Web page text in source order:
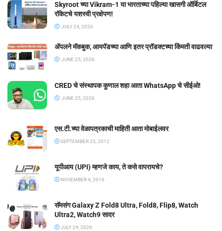
Skyroot च्या Vikram-1 या भारताच्या पहिल्या खासगी ऑर्बिटल
रॉकेटचे यशस्वी प्रक्षेपण!
JULY 24, 2026
ॲपलने मॅकबुक, आयपॅडच्या आणि इतर प्रॉडक्टच्या किंमती वाढवल्या
JUNE 25, 2026
CRED चे संस्थापक कुणाल शहा आता WhatsApp चे सीईओ!
JUNE 25, 2026
एस.टी.च्या वेळापत्रकाची माहिती आता मोबाईलवर
SEPTEMBER 25, 2012
यूपीआय (UPI) म्हणजे काय, ते कसे वापरायचे?
NOVEMBER 4, 2016
सॅमसंग Galaxy Z Fold8 Ultra, Fold8, Flip8, Watch
Ultra2, Watch9 सादर
JULY 24, 2026